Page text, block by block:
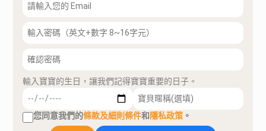
輸入寶寶的生日，讓我們記得寶寶重要的日子。
您同意我們的條款及細則條件和隱私政策 。